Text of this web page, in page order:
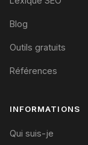
Blog
Outils gratuits
Références
INFORMATIONS
Qui suis-je